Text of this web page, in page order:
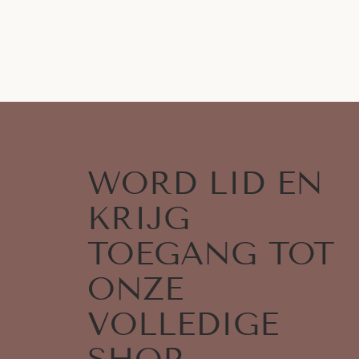
WORD LID EN
KRIJG
TOEGANG TOT
ONZE
VOLLEDIGE